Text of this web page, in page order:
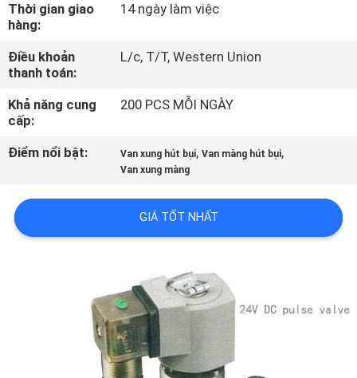
KIỂM
SOÁT
CHẤT
LƯỢNG
LIÊN
VỚI
CHÚNG
Thời gian giao
hàng:
14 ngày làm việc
Điều khoản
thanh toán:
L/c, T/T, Western Union
Khả năng cung
cấp:
200 PCS MỖI NGÀY
Điểm nổi bật: Van xung hút bụi,Van màng hút bụi,
Van xung màng
GIÁ TỐT NHẤT